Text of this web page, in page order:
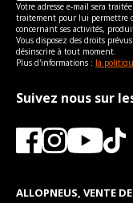
Votre adresse e-mail sera
traitement pour lui permettre
concernant ses activités,
Vous disposez des droits
désinscrire à tout moment.
Plus d'informations : la
Suivez nous sur
ALLOPNEUS, VENTE